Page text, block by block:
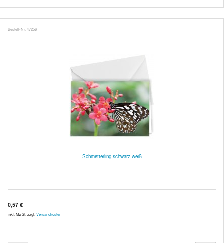
Bestell-Nr. 47256
Schmetterling schwarz weiß
0,57 €
inkl. MwSt. zzgl. Versandkosten